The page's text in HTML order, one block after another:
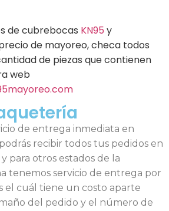
de cubrebocas KN95 y
de mayoreo, checa todos
de piezas que contienen
web
de entrega inmediata en
recibir todos tus pedidos en
para otros estados de la
tenemos servicio de entrega por
el cuál tiene un costo aparte
del pedido y el número de